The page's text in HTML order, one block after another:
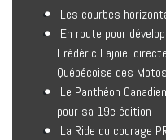
Les courbes
En route pour
Frédéric Lajoie,
Québécoise des
Le Panthéon
pour sa 19e édition
La Ride du courage